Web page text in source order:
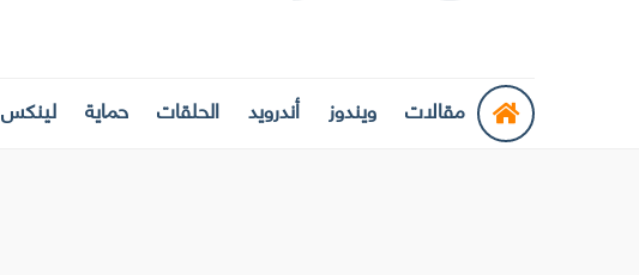
مقالات ويندوز أندرويد الحلقات حماية لينكس